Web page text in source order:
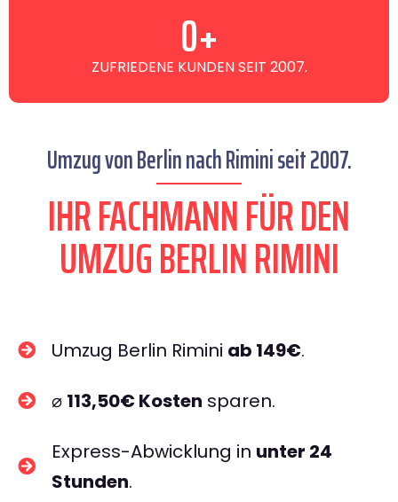
ZUFRIEDENE KUNDEN SEIT 2007.
0+
Umzug von Berlin nach Rimini seit 2007.
IHR FACHMANN FÜR DEN
UMZUG BERLIN RIMINI
Umzug Berlin Rimini ab 149€.
⌀ 113,50€ Kosten sparen.
Express-Abwicklung in unter 24
Stunden.